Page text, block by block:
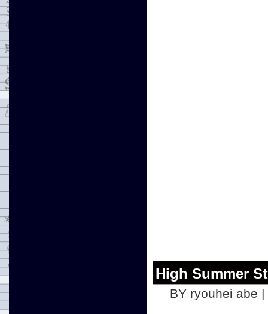
High Summer
BY ryouhei abe